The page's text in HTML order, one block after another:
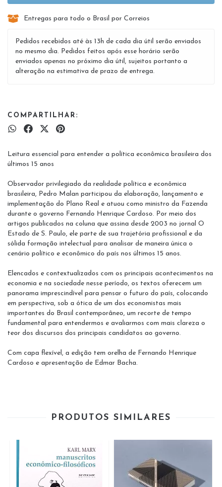
Entregas para todo o Brasil por Correios
Pedidos recebidos até às 13h de cada dia útil serão enviados
no mesmo dia. Pedidos feitos após esse horário serão
enviados apenas no próximo dia útil, sujeitos portanto a
alteração na estimativa de prazo de entrega.
COMPARTILHAR:
Leitura essencial para entender a política econômica brasileira dos
últimos 15 anos
Observador privilegiado da realidade política e econômica
brasileira, Pedro Malan participou da elaboração, lançamento e
implementação do Plano Real e atuou como ministro da Fazenda
durante o governo Fernando Henrique Cardoso. Por meio dos
artigos publicados na coluna que assina desde 2003 no jornal O
Estado de S. Paulo, ele parte de sua trajetória profissional e da
sólida formação intelectual para analisar de maneira única o
cenário político e econômico do país nos últimos 15 anos.
Elencados e contextualizados com os principais acontecimentos na
economia e na sociedade nesse período, os textos oferecem um
panorama imprescindível para pensar o futuro do país, colocando
em perspectiva, sob a ótica de um dos economistas mais
importantes do Brasil contemporâneo, um recorte de tempo
fundamental para entendermos e avaliarmos com mais clareza o
teor dos discursos dos principais candidatos ao governo.
Com capa flexível, a edição tem orelha de Fernando Henrique
Cardoso e apresentação de Edmar Bacha.
PRODUTOS SIMILARES